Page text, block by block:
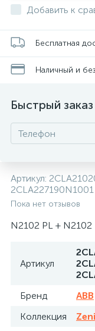
Добавить к
Бесплатная
Наличный и
Быстрый заказ
Артикул:
2CLA227190N1001
Пока нет отзывов
N2102 PL + N2102
Артикул
Бренд
ABB
Коллекция